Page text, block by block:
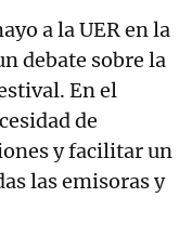
a la UER en la
debate sobre la
En el
de
y facilitar un
las emisoras y